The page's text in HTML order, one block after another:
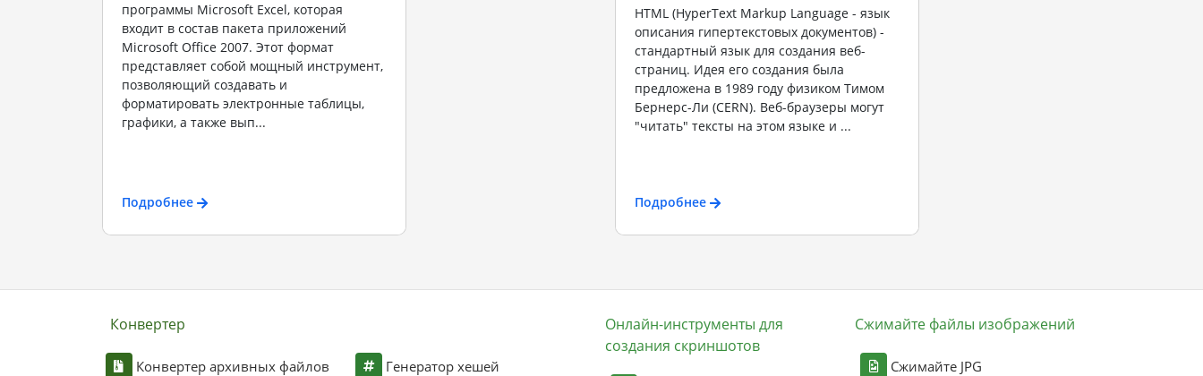
программы Microsoft Excel, которая
входит в состав пакета приложений
Microsoft Office 2007. Этот формат
представляет собой мощный инструмент,
позволяющий создавать и
форматировать электронные таблицы,
графики, а также вып...
Подробнее
HTML (HyperText Markup Language - язык
описания гипертекстовых документов) -
стандартный язык для создания веб-
страниц. Идея его создания была
предложена в 1989 году физиком Тимом
Бернерс-Ли (CERN). Веб-браузеры могут
"читать" тексты на этом языке и ...
Подробнее
Конвертер
Конвертер архивных файлов Генератор хешей
Онлайн-инструменты для
создания скриншотов
Сжимайте файлы изображений
Сжимайте JPG